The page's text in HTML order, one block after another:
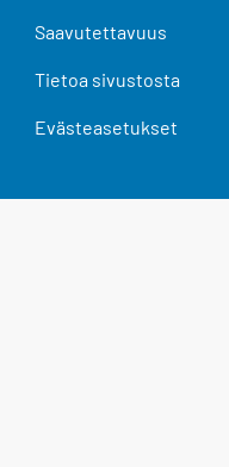
Saavutettavuus
Tietoa sivustosta
Evästeasetukset